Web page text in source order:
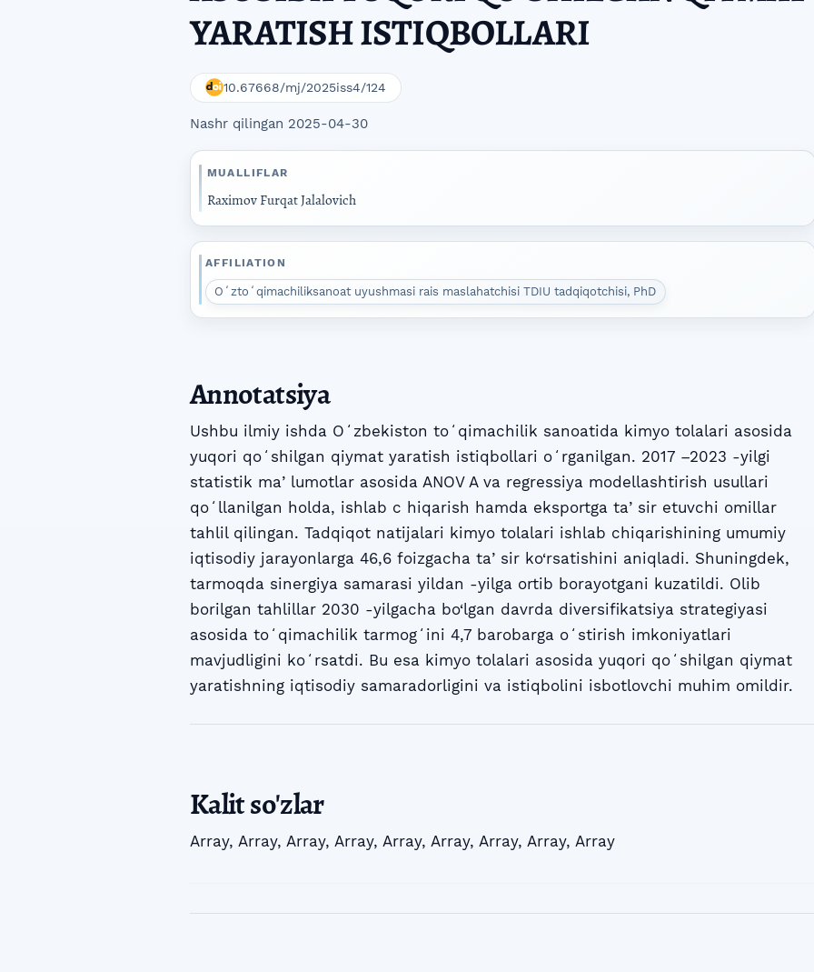
YARATISH ISTIQBOLLARI
10.67668/mj/2025iss4/124
Nashr qilingan 2025-04-30
MUALLIFLAR
Raximov Furqat Jalalovich
AFFILIATION
Oʻztoʻqimachiliksanoat uyushmasi rais maslahatchisi TDIU tadqiqotchisi, PhD
Annotatsiya
Ushbu ilmiy ishda Oʻzbekiston toʻqimachilik sanoatida kimyo tolalari asosida
yuqori qoʻshilgan qiymat yaratish istiqbollari oʻrganilgan. 2017 –2023 -yilgi
statistik maʼlumotlar asosida ANOV A va regressiya modellashtirish usullari
qoʻllanilgan holda, ishlab c hiqarish hamda eksportga taʼsir etuvchi omillar
tahlil qilingan. Tadqiqot natijalari kimyo tolalari ishlab chiqarishining umumiy
iqtisodiy jarayonlarga 46,6 foizgacha taʼsir ko‘rsatishini aniqladi. Shuningdek,
tarmoqda sinergiya samarasi yildan -yilga ortib borayotgani kuzatildi. Olib
borilgan tahlillar 2030 -yilgacha bo‘lgan davrda diversifikatsiya strategiyasi
asosida toʻqimachilik tarmogʻini 4,7 barobarga oʻstirish imkoniyatlari
mavjudligini koʻrsatdi. Bu esa kimyo tolalari asosida yuqori qoʻshilgan qiymat
yaratishning iqtisodiy samaradorligini va istiqbolini isbotlovchi muhim omildir.
Kalit so'zlar
Array, Array, Array, Array, Array, Array, Array, Array, Array